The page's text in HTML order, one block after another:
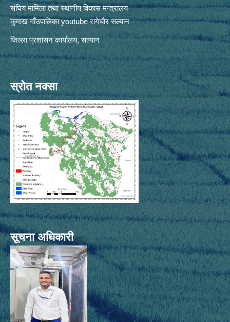
संघिय मामिला तथा स्थानीय विकास मन्त्रालय
कुमाख गाँउपालिका youtube रागेचाैर सल्यान
जिल्ला प्रशासन कार्यालय, सल्यान
स्रोत नक्सा
सूचना अधिकारी